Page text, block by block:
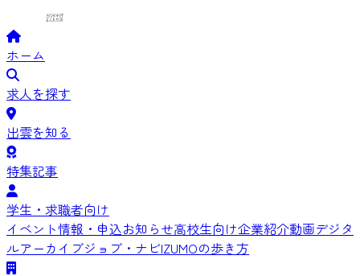
ホーム
求人を探す
出雲を知る
特集記事
学生・求職者向け
イベント情報・申込お知らせ高校生向け企業紹介動画デジタ
ルアーカイブジョブ・ナビIZUMOの歩き方